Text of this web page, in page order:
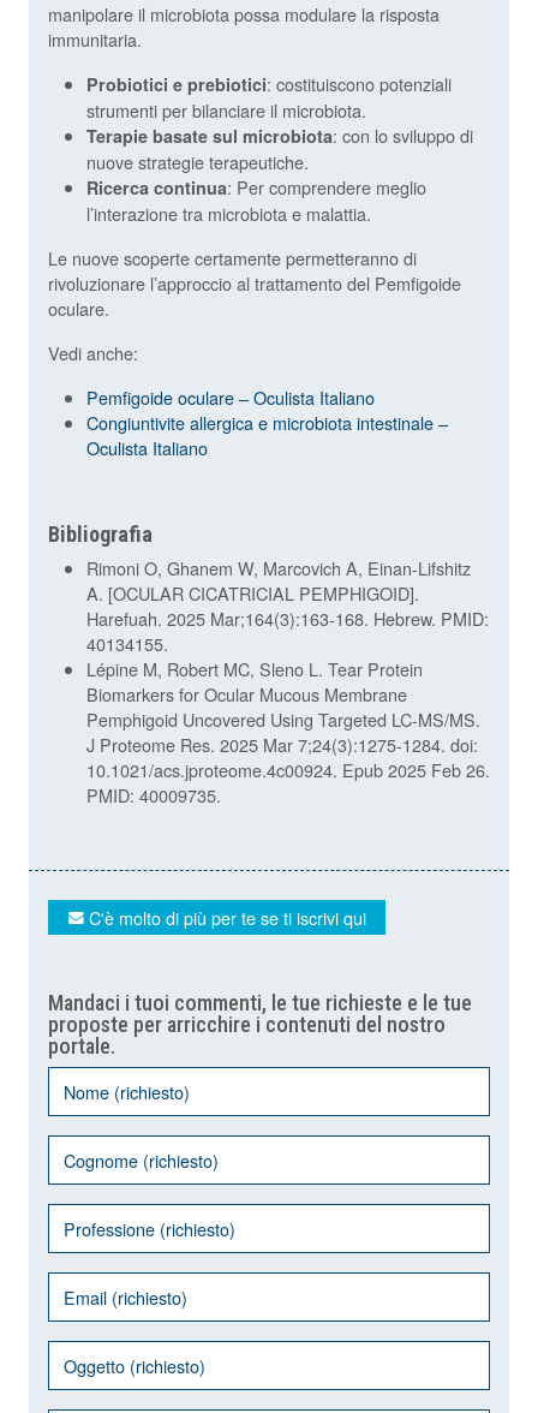
manipolare il microbiota possa modulare la risposta
immunitaria.
Probiotici e prebiotici: costituiscono potenziali
strumenti per bilanciare il microbiota.
Terapie basate sul microbiota: con lo sviluppo di
nuove strategie terapeutiche.
Ricerca continua: Per comprendere meglio
l’interazione tra microbiota e malattia.
Le nuove scoperte certamente permetteranno di
rivoluzionare l’approccio al trattamento del Pemfigoide
oculare.
Vedi anche:
Pemfigoide oculare – Oculista Italiano
Congiuntivite allergica e microbiota intestinale –
Oculista Italiano
Bibliografia
Rimoni O, Ghanem W, Marcovich A, Einan-Lifshitz
A. [OCULAR CICATRICIAL PEMPHIGOID].
Harefuah. 2025 Mar;164(3):163-168. Hebrew. PMID:
40134155.
Lépine M, Robert MC, Sleno L. Tear Protein
Biomarkers for Ocular Mucous Membrane
Pemphigoid Uncovered Using Targeted LC-MS/MS.
J Proteome Res. 2025 Mar 7;24(3):1275-1284. doi:
10.1021/acs.jproteome.4c00924. Epub 2025 Feb 26.
PMID: 40009735.
C'è molto di più per te se ti iscrivi qui
Mandaci i tuoi commenti, le tue richieste e le tue
proposte per arricchire i contenuti del nostro
portale.